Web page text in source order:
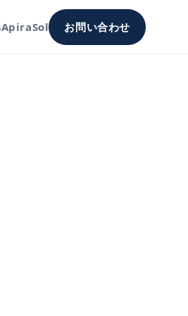
ApiraSol お問い合わせ